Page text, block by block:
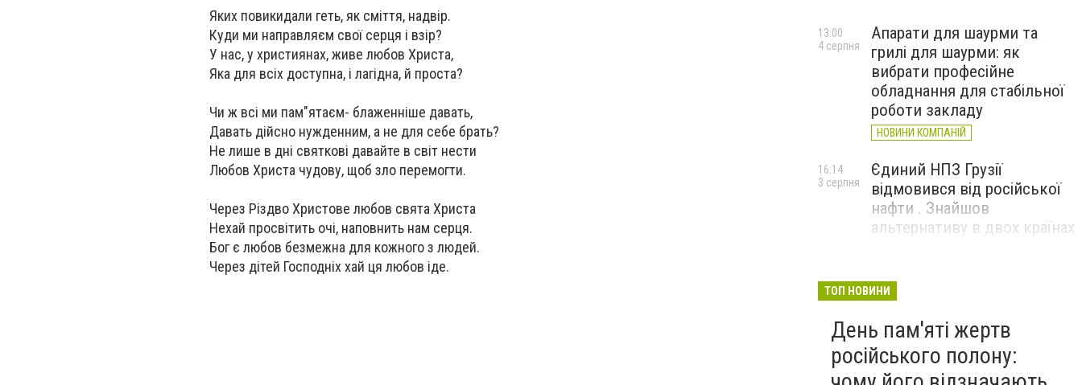
Яких повикидали геть, як сміття, надвір.
Куди ми направляєм свої серця і взір?
У нас, у християнах, живе любов Христа,
Яка для всіх доступна, і лагідна, й проста?
Чи ж всі ми пам"ятаєм- блаженніше давать,
Давать дійсно нужденним, а не для себе брать?
Не лише в дні святкові давайте в світ нести
Любов Христа чудову, щоб зло перемогти.
Через Різдво Христове любов свята Христа
Нехай просвітить очі, наповнить нам серця.
Бог є любов безмежна для кожного з людей.
Через дітей Господніх хай ця любов іде.
Апарати для шаурми та
грилі для шаурми: як
вибрати професійне
обладнання для стабільної
роботи закладу
НОВИНИ КОМПАНІЙ
13:00
4 серпня
Єдиний НПЗ Грузії
відмовився від російської
нафти . Знайшов
альтернативу в двох країнах
16:14
3 серпня
ЗСУ на Wildberries . 200 млрд
рф
3 серпня
ТОП НОВИНИ
День пам'яті жертв
російського полону: